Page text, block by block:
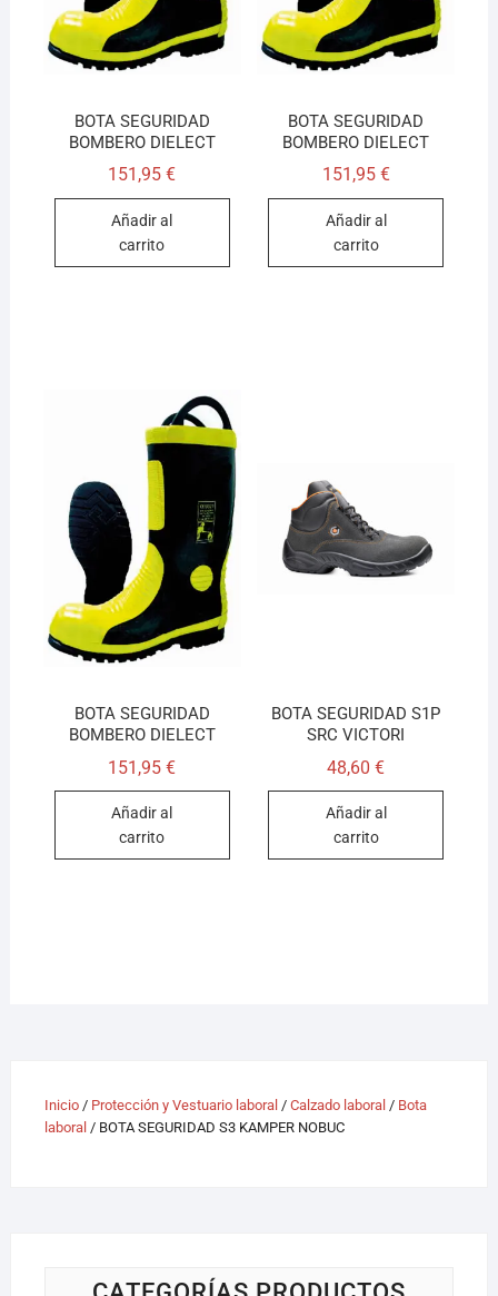
BOTA SEGURIDAD
BOMBERO DIELECT
151,95€
Añadir al
carrito
BOTA SEGURIDAD
BOMBERO DIELECT
151,95 €
Añadir al
carrito
BOTA SEGURIDAD
BOMBERO DIELECT
151,95€
Añadir al
carrito
BOTA SEGURIDAD S1P
SRC VICTORI
48,60€
Añadir al
carrito
Inicio/ Protección y Vestuario laboral / Calzado laboral / Bota
laboral / BOTA SEGURIDAD S3 KAMPER NOBUC